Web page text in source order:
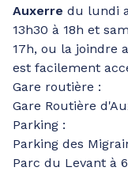
Auxerre du lundi
13h30 à 18h et
17h, ou la joindre
est facilement
Gare routière :
Gare Routière
Parking :
Parking des
Parc du Levant à